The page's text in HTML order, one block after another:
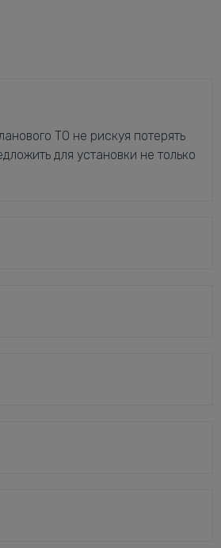
ТО не рискуя потерять
для установки не только